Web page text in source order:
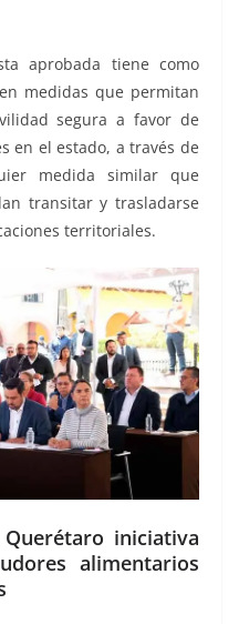
aprobada tiene como
medidas que permitan
segura a favor de
en el estado, a través de
medida similar que
transitar y trasladarse
territoriales.
iniciativa
alimentarios